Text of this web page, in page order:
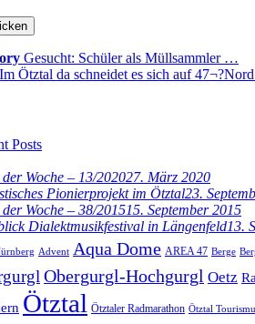
Gesucht: Schüler als Müllsammler …
Im Ötztal da schneidet es sich auf
Posts
Woche – 13/202027. März 2020
Pionierprojekt im Ötztal23.
Woche – 38/201515. September 2015
Dialektmusikfestival in Längenfeld13.
Advent Aqua Dome AREA 47 Berge
Obergurgl-Hochgurgl Oetz
Ötztal Ötztaler Radmarathon Ötztal